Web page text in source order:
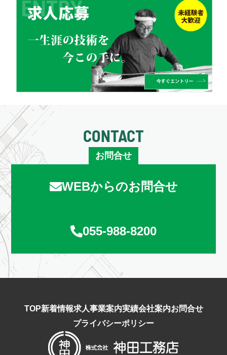
CONTACT
お問合せ
WEBからのお問合せ
055-988-8200
TOP新着情報求人事業案内実績会社案内お問合せ
プライバシーポリシー